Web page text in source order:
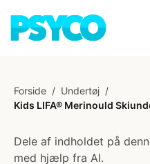
Forside / Undertøj /
Kids LIFA® Merinould
Dele af indholdet på
med hjælp fra AI.